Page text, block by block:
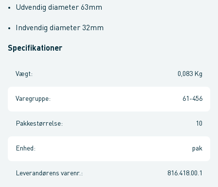
Udvendig diameter 63mm
Indvendig diameter 32mm
Specifikationer
Vægt: 0,083 Kg
Varegruppe: 61-456
Pakkestørrelse: 10
Enhed : pak
Leverandørens varenr. : 816.418.00.1